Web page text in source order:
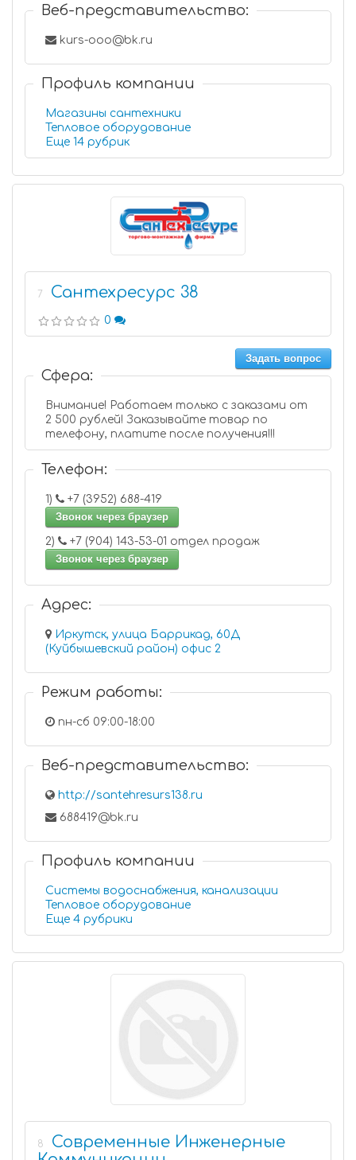
Веб-представительство:
kurs-ooo@bk.ru
Профиль компании
Магазины сантехники
Тепловое оборудование
Еще 14 рубрик
7 Сантехресурс 38
0
Задать вопрос
Сфера:
Внимание! Работаем только с заказами от
2 500 рублей! Заказывайте товар по
телефону, платите после получения!!!
Телефон:
1)
+7 (3952) 688-419
Звонок через браузер
2)
+7 (904) 143-53-01 отдел продаж
Звонок через браузер
Адрес:
Иркутск, улица Баррикад, 60Д
(Куйбышевский район) офис 2
Режим работы:
пн-сб 09:00-18:00
Веб-представительство:
http://santehresurs138.ru
688419@bk.ru
Профиль компании
Системы водоснабжения, канализации
Тепловое оборудование
Еще 4 рубрики
8
Современные Инженерные